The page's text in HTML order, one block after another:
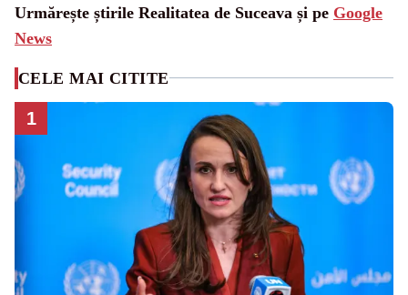
Urmărește știrile Realitatea de Suceava și pe Google
News
CELE MAI CITITE
1